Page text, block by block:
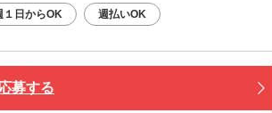
１日からOK 週払いOK
募する